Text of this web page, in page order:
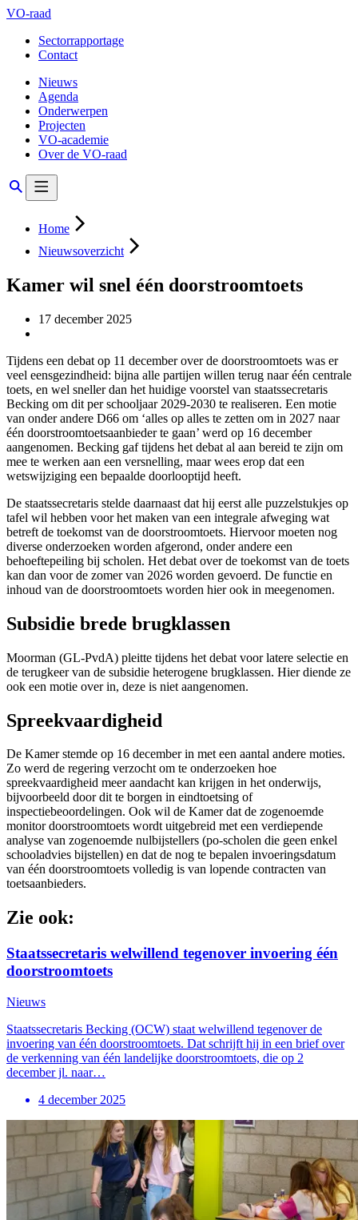
VO-raad
Sectorrapportage
Contact
Nieuws
Agenda
Onderwerpen
Projecten
VO-academie
Over de VO-raad
Home
Nieuwsoverzicht
Kamer wil snel één doorstroomtoets
17 december 2025
Tijdens een debat op 11 december over de doorstroomtoets was er
veel eensgezindheid: bijna alle partijen willen terug naar één centrale
toets, en wel sneller dan het huidige voorstel van staatssecretaris
Becking om dit per schooljaar 2029-2030 te realiseren. Een motie
van onder andere D66 om ‘alles op alles te zetten om in 2027 naar
één doorstroomtoetsaanbieder te gaan’ werd op 16 december
aangenomen. Becking gaf tijdens het debat al aan bereid te zijn om
mee te werken aan een versnelling, maar wees erop dat een
wetswijziging een bepaalde doorlooptijd heeft.
De staatssecretaris stelde daarnaast dat hij eerst alle puzzelstukjes op
tafel wil hebben voor het maken van een integrale afweging wat
betreft de toekomst van de doorstroomtoets. Hiervoor moeten nog
diverse onderzoeken worden afgerond, onder andere een
behoeftepeiling bij scholen. Het debat over de toekomst van de toets
kan dan voor de zomer van 2026 worden gevoerd. De functie en
inhoud van de doorstroomtoets worden hier ook in meegenomen.
Subsidie brede brugklassen
Moorman (GL-PvdA) pleitte tijdens het debat voor latere selectie en
de terugkeer van de subsidie heterogene brugklassen. Hier diende ze
ook een motie over in, deze is niet aangenomen.
Spreekvaardigheid
De Kamer stemde op 16 december in met een aantal andere moties.
Zo werd de regering verzocht om te onderzoeken hoe
spreekvaardigheid meer aandacht kan krijgen in het onderwijs,
bijvoorbeeld door dit te borgen in eindtoetsing of
inspectiebeoordelingen. Ook wil de Kamer dat de zogenoemde
monitor doorstroomtoets wordt uitgebreid met een verdiepende
analyse van zogenoemde nulbijstellers (po-scholen die geen enkel
schooladvies bijstellen) en dat de nog te bepalen invoeringsdatum
van één doorstroomtoets volledig is van lopende contracten van
toetsaanbieders.
Zie ook:
Staatssecretaris welwillend tegenover invoering één
doorstroomtoets
Nieuws
Staatssecretaris Becking (OCW) staat welwillend tegenover de
invoering van één doorstroomtoets. Dat schrijft hij in een brief over
de verkenning van één landelijke doorstroomtoets, die op 2
december jl. naar…
4 december 2025